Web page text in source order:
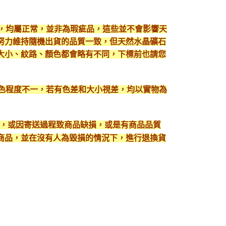
均屬正常，並非為瑕疵品，這些並不會影響天
維持隨機出貨的品質一致，但天然水晶礦石
、紋路、顏色都會略有不同，下標前也請您
程度不一，若有色差和大小視差，均以實物為
或因寄送過程致商品缺損，或是有商品品質
，並在沒有人為毀損的情況下，進行退換貨